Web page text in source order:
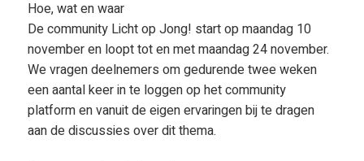
Hoe, wat en waar
De community Licht op Jong! start op maandag 10
november en loopt tot en met maandag 24 november.
We vragen deelnemers om gedurende twee weken
een aantal keer in te loggen op het community
platform en vanuit de eigen ervaringen bij te dragen
aan de discussies over dit thema.